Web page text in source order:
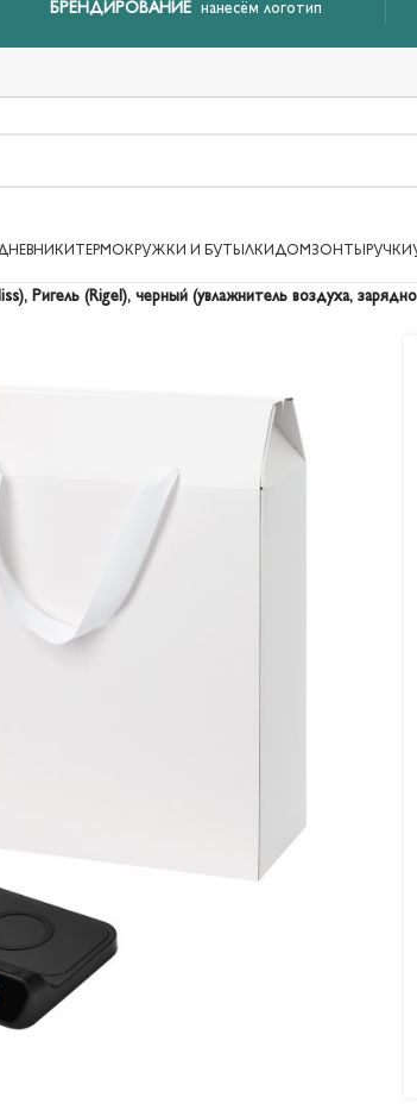
БРЕНДИРОВАНИЕ нанесём логотип
ТЕРМОКРУЖКИ И БУТЫЛКИДОМ ЗОНТЫ РУЧКИ
Ригель (Rigel), черный (увлажнитель воздуха,